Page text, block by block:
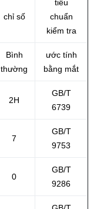
chỉ số
tiêu
chuẩn
kiểm tra
Bình
thường
ước tính
bằng mắt
2H
GB/T
6739
7
GB/T
9753
0
GB/T
9286